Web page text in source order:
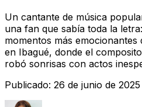
Un cantante de música
una fan que sabía toda la
momentos más emocionantes
en Ibagué, donde el
robó sonrisas con actos
Publicado: 26 de junio de